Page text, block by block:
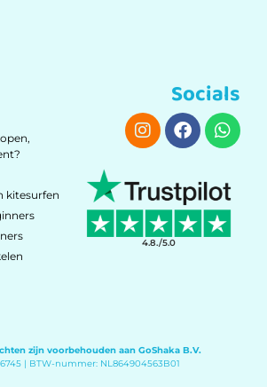
kitesurfen
Socials
4.8./5.0
zijn voorbehouden aan GoShaka B.V.
| BTW-nummer: NL864904563B01